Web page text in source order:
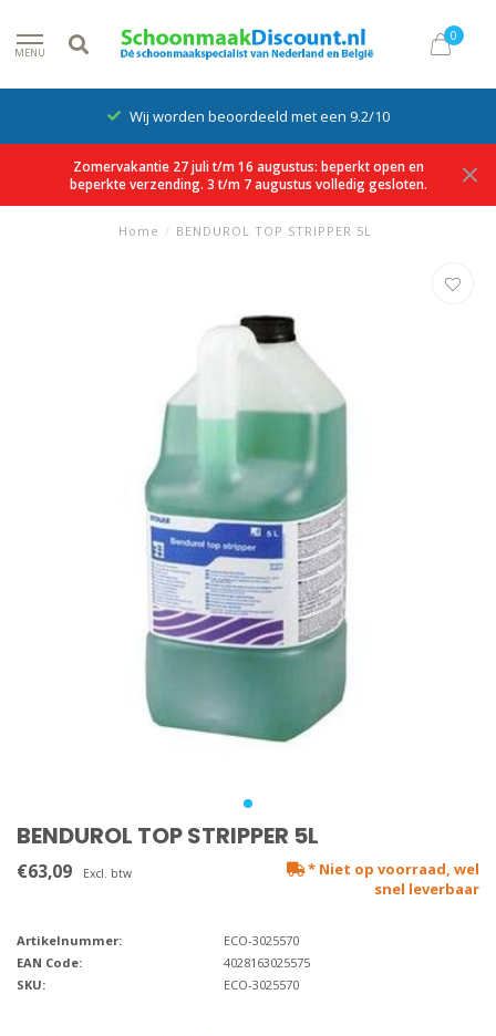
MENU
0
Wij worden beoordeeld met een 9.2/10
Zomervakantie 27 juli t/m 16 augustus: beperkt open en
beperkte verzending. 3 t/m 7 augustus volledig gesloten.
Home / BENDUROL TOP STRIPPER 5L
BENDUROL TOP STRIPPER 5L
€63,09 Excl. btw
* Niet op voorraad, wel
snel leverbaar
Artikelnummer:
ECO-3025570
EAN Code:
4028163025575
SKU:
ECO-3025570